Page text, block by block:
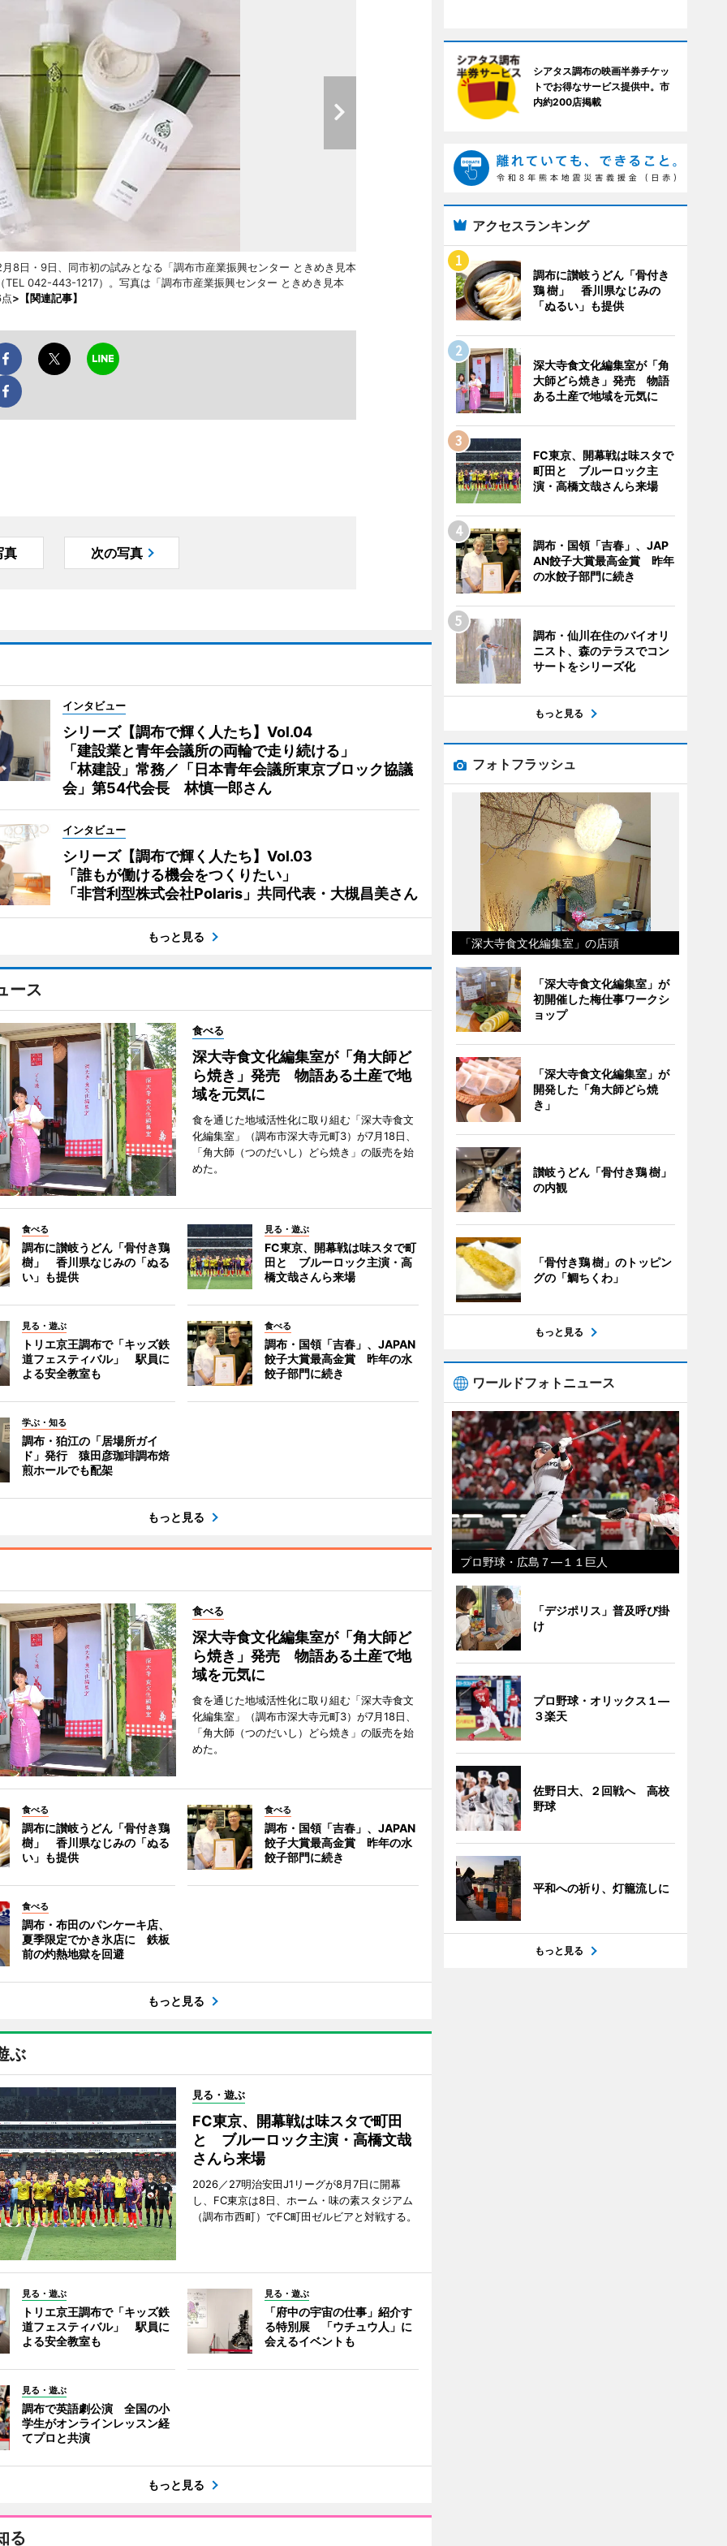
日・9日、同市初の試みとなる「調布市産業振興センター ときめき見本
042-443-1217）。写真は「調布市産業振興センター ときめき見本
> 【関連記事】
真 次の写真
インタビュー
シリーズ【調布で輝く人たち】Vol.04
「建設業と青年会議所の両輪で走り続ける」
「林建設」常務／「日本青年会議所東京ブロック協議
会」第54代会長 林慎一郎さん
インタビュー
シリーズ【調布で輝く人たち】Vol.03
「誰もが働ける機会をつくりたい」
「非営利型株式会社Polaris」共同代表・大槻昌美さん
もっと見る
ース
食べる
深大寺食文化編集室が「角大師ど
ら焼き」発売 物語ある土産で地
域を元気に
食を通じた地域活性化に取り組む「深大寺食文
化編集室」（調布市深大寺元町3）が7月18日、
「角大師（つのだいし）どら焼き」の販売を始
めた。
食べる
調布に讃岐うどん「骨付き鶏
樹」 香川県なじみの「ぬる
い」も提供
見る・遊ぶ
FC東京、開幕戦は味スタで町
田と ブルーロック主演・高
橋文哉さんら来場
見る・遊ぶ
トリエ京王調布で「キッズ鉄
道フェスティバル」 駅員に
よる安全教室も
食べる
調布・国領「吉春」、JAPAN
餃子大賞最高金賞 昨年の水
餃子部門に続き
学ぶ・知る
調布・狛江の「居場所ガイ
ド」発行 猿田彦珈琲調布焙
煎ホールでも配架
もっと見る
食べる
深大寺食文化編集室が「角大師ど
ら焼き」発売 物語ある土産で地
域を元気に
食を通じた地域活性化に取り組む「深大寺食文
化編集室」（調布市深大寺元町3）が7月18日、
「角大師（つのだいし）どら焼き」の販売を始
めた。
食べる
調布に讃岐うどん「骨付き鶏
樹」 香川県なじみの「ぬる
い」も提供
食べる
調布・国領「吉春」、JAPAN
餃子大賞最高金賞 昨年の水
餃子部門に続き
食べる
調布・布田のパンケーキ店、
夏季限定でかき氷店に 鉄板
前の灼熱地獄を回避
もっと見る
ぶ
見る・遊ぶ
FC東京、開幕戦は味スタで町田
と ブルーロック主演・高橋文哉
さんら来場
2026／27明治安田J1リーグが8月7日に開幕
し、FC東京は8日、ホーム・味の素スタジアム
（調布市西町）でFC町田ゼルビアと対戦する。
見る・遊ぶ
トリエ京王調布で「キッズ鉄
道フェスティバル」 駅員に
よる安全教室も
見る・遊ぶ
「府中の宇宙の仕事」紹介す
る特別展 「ウチュウ人」に
会えるイベントも
見る・遊ぶ
調布で英語劇公演 全国の小
学生がオンラインレッスン経
てプロと共演
もっと見る
る
シアタス調布の映画半券チケッ
トでお得なサービス提供中。市
内約200店掲載
アクセスランキング
調布に讃岐うどん「骨付き
鶏 樹」 香川県なじみの
「ぬるい」も提供
深大寺食文化編集室が「角
大師どら焼き」発売 物語
ある土産で地域を元気に
FC東京、開幕戦は味スタで
町田と ブルーロック主
演・高橋文哉さんら来場
調布・国領「吉春」、JAP
AN餃子大賞最高金賞 昨年
の水餃子部門に続き
調布・仙川在住のバイオリ
ニスト、森のテラスでコン
サートをシリーズ化
もっと見る
フォトフラッシュ
「深大寺食文化編集室」の店頭
「深大寺食文化編集室」が
初開催した梅仕事ワークシ
ョップ
「深大寺食文化編集室」が
開発した「角大師どら焼
き」
讃岐うどん「骨付き鶏 樹」
の内観
「骨付き鶏 樹」のトッピン
グの「鯛ちくわ」
もっと見る
ワールドフォトニュース
プロ野球・広島７―１１巨人
「デジポリス」普及呼び掛
け
プロ野球・オリックス１―
３楽天
佐野日大、２回戦へ 高校
野球
平和への祈り、灯籠流しに
もっと見る